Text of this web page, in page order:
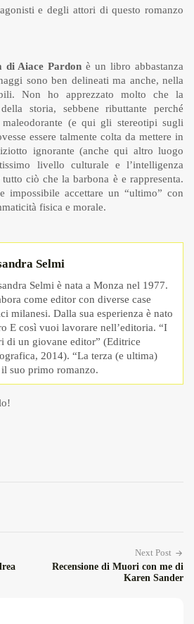
e degli attori di questo romanzo
Aiace Pardon è un libro abbastanza
sono ben delineati ma anche, nella
Non ho apprezzato molto che la
storia, sebbene ributtante perché
maleodorante (e qui gli stereotipi sugli
essere talmente colta da mettere in
ignorante (anche qui altro luogo
livello culturale e l’intelligenza
ciò che la barbona è e rappresenta.
impossibile accettare un “ultimo” con
fisica e morale.
Selmi
Selmi è nata a Monza nel 1977.
come editor con diverse case
milanesi. Dalla sua esperienza è nato
E così vuoi lavorare nell’editoria. “I
di un giovane editor” (Editrice
2014). “La terza (e ultima)
suo primo romanzo.
Next Post
Recensione di Muori con me di
Karen Sander